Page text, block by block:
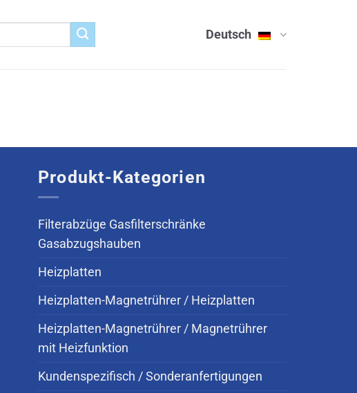
Deutsch
Produkt-Kategorien
Filterabzüge Gasfilterschränke
Gasabzugshauben
Heizplatten
Heizplatten-Magnetrührer / Heizplatten
Heizplatten-Magnetrührer / Magnetrührer
mit Heizfunktion
Kundenspezifisch / Sonderanfertigungen